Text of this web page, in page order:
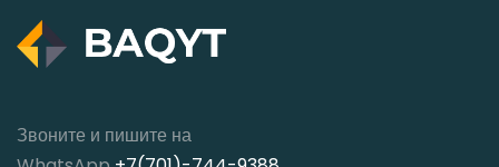
Звоните и пишите на